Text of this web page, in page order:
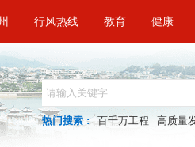
行风热线 教育 健康
热门搜索 : 百千万工程 高质量